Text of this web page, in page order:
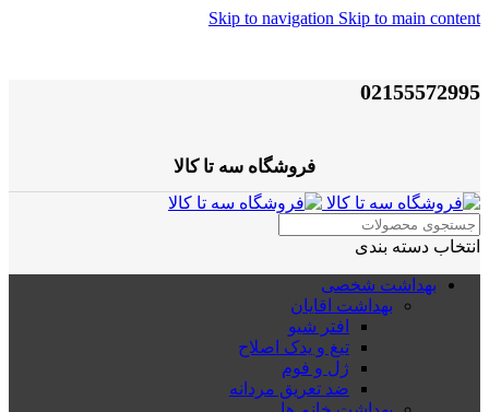
Skip to navigation Skip to main content
02155572995
فروشگاه سه تا کالا
انتخاب دسته بندی
بهداشت شخصی
بهداشت اقایان
افتر شیو
تیغ و یدک اصلاح
ژل و فوم
ضد تعریق مردانه